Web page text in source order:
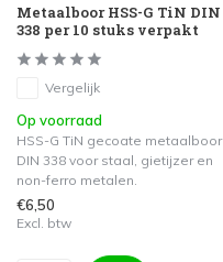
Metaalboor HSS-G TiN DIN
338 per 10 stuks verpakt
Vergelijk
Op voorraad
HSS-G TiN gecoate metaalboor
DIN 338 voor staal, gietijzer en
non-ferro metalen.
€6,50
Excl. btw